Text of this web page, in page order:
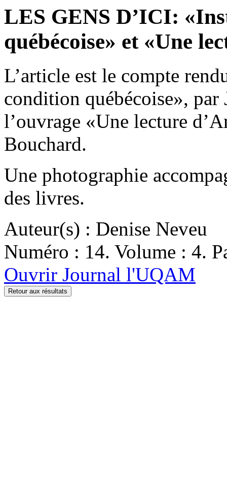
LES GENS D’ICI:
québécoise» et «Une
L’article est le compte
condition québécoise», par
l’ouvrage «Une lecture
Bouchard.
Une photographie
des livres.
Auteur(s) : Denise Neveu
Numéro : 14. Volume : 4.
Ouvrir Journal l'UQAM
Retour aux résultats